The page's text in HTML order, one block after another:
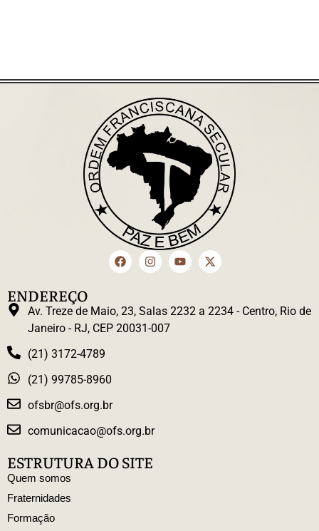
ENDEREÇO
Av. Treze de Maio, 23, Salas 2232 a 2234 - Centro, Rio de
Janeiro - RJ, CEP 20031-007
(21) 3172-4789
(21) 99785-8960
ofsbr@ofs.org.br
comunicacao@ofs.org.br
ESTRUTURA DO SITE
Quem somos
Fraternidades
Formação